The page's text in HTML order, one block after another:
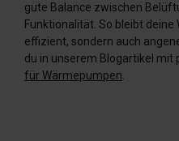
gute Balance zwischen
Funktionalität. So bleibt
effizient, sondern auch
du in unserem Blogartikel mit
für Wärmepumpen.